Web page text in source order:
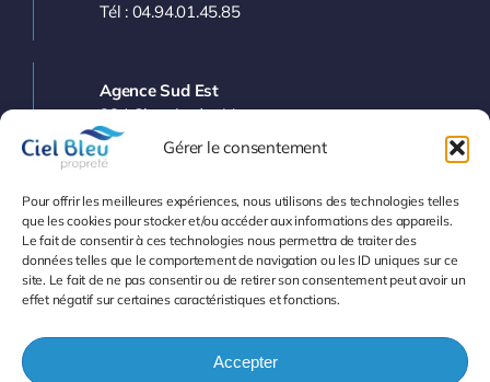
Gérer le consentement
Pour offrir les meilleures expériences, nous utilisons des technologies telles
que les cookies pour stocker et/ou accéder aux informations des appareils.
Le fait de consentir à ces technologies nous permettra de traiter des
données telles que le comportement de navigation ou les ID uniques sur ce
site. Le fait de ne pas consentir ou de retirer son consentement peut avoir un
effet négatif sur certaines caractéristiques et fonctions.
Accepter
Tél : 04.94.01.45.85
Agence Sud Est
224 Chemin des Vergers
83143 LE VAL
Tél : 04.94.77.11.03
Info et Devis